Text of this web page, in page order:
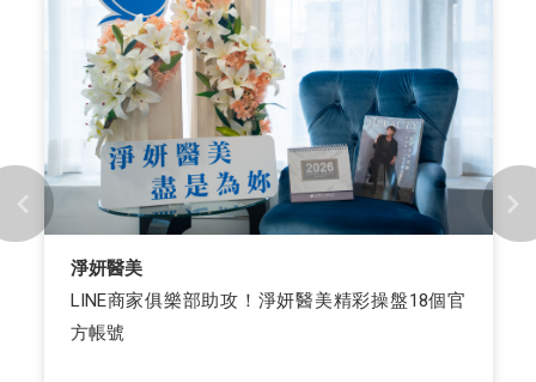
淨妍醫美
LINE商家俱樂部助攻！淨妍醫美精彩操盤18個官
方帳號